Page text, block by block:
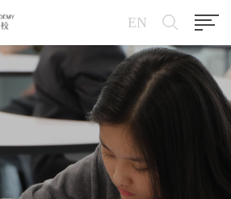
EN